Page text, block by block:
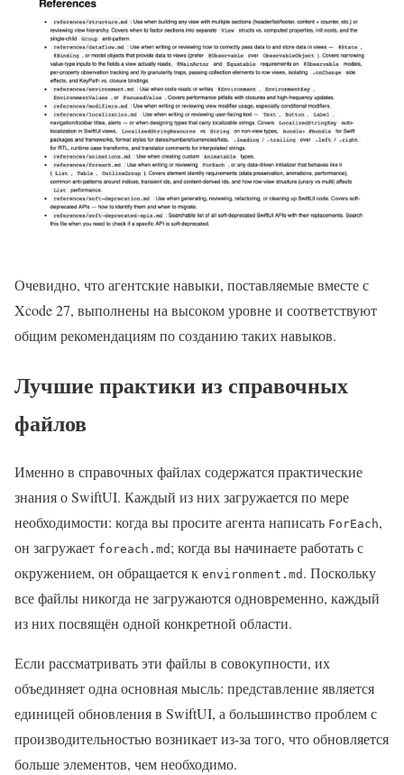
Очевидно, что агентские навыки, поставляемые вместе с
Xcode 27, выполнены на высоком уровне и соответствуют
общим рекомендациям по созданию таких навыков.
Лучшие практики из справочных
файлов
Именно в справочных файлах содержатся практические
знания о SwiftUI. Каждый из них загружается по мере
необходимости: когда вы просите агента написать ForEach,
он загружает foreach.md ; когда вы начинаете работать с
окружением, он обращается к environment.md . Поскольку
все файлы никогда не загружаются одновременно, каждый
из них посвящён одной конкретной области.
Если рассматривать эти файлы в совокупности, их
объединяет одна основная мысль: представление является
единицей обновления в SwiftUI, а большинство проблем с
производительностью возникает из-за того, что обновляется
больше элементов, чем необходимо.